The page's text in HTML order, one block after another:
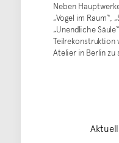
Neben
„Vogel im Raum“,
„Unendliche
Teilrekonstruktion
Atelier in Berlin zu